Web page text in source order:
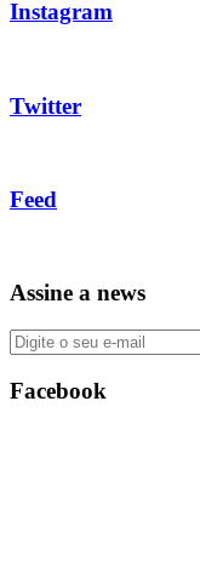
Instagram
Twitter
Feed
Assine a news
Facebook